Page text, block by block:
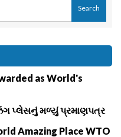
as World's
પ્લેસનું મળ્યું પ્રમાણપત્ર
Amazing Place WTO